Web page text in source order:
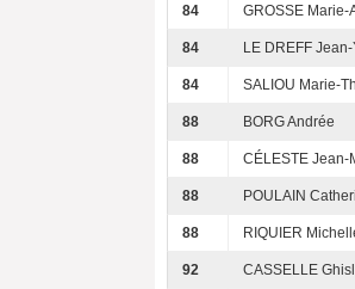
84 GROSSE Marie-
84 LE DREFF
84 SALIOU Marie-
88 BORG Andrée
88 CÉLESTE Jean-
88 POULAIN
88 RIQUIER
92 CASSELLE